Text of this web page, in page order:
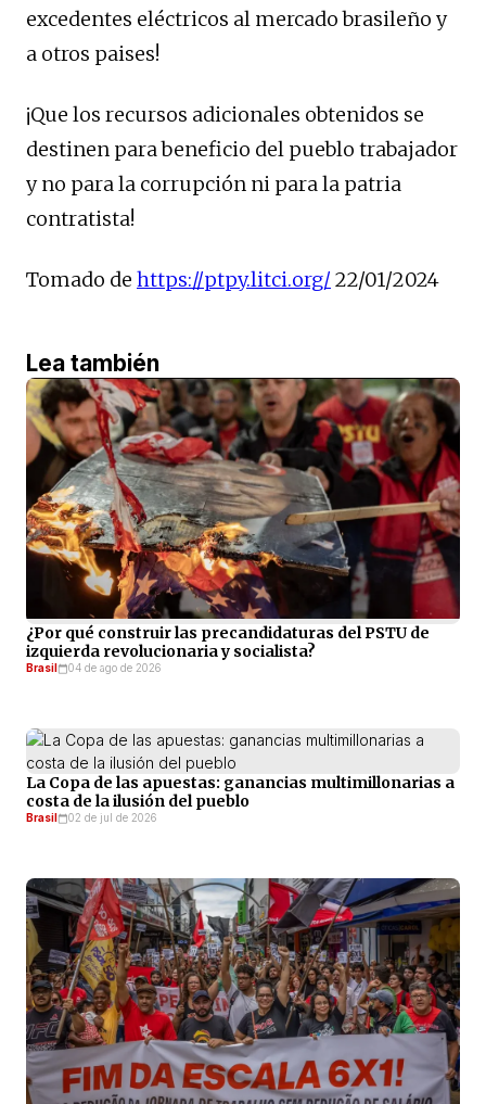
excedentes eléctricos al mercado brasileño y
a otros paises!
¡Que los recursos adicionales obtenidos se
destinen para beneficio del pueblo trabajador
y no para la corrupción ni para la patria
contratista!
Tomado de https://ptpy.litci.org/ 22/01/2024
Lea también
¿Por qué construir las precandidaturas del PSTU de
izquierda revolucionaria y socialista?
Brasil 04 de ago de 2026
La Copa de las apuestas: ganancias multimillonarias a
costa de la ilusión del pueblo
Brasil 02 de jul de 2026